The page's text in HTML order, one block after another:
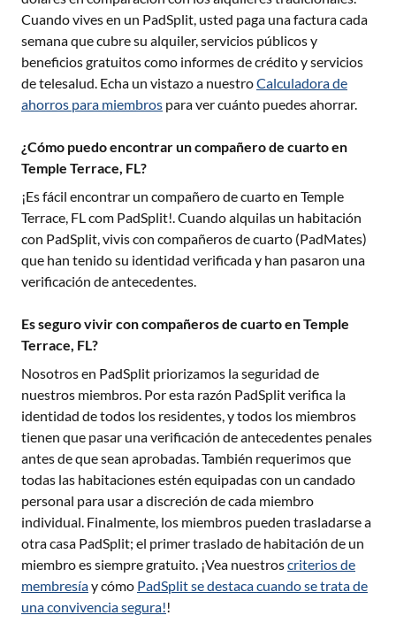
Cuando vives en un PadSplit, usted paga una factura cada
semana que cubre su alquiler, servicios públicos y
beneficios gratuitos como informes de crédito y servicios
de telesalud. Echa un vistazo a nuestroCalculadora de
ahorros para miembros para ver cuánto puedes ahorrar.
¿Cómo puedo encontrar un compañero de cuarto en
Temple Terrace, FL?
¡Es fácil encontrar un compañero de cuarto en Temple
Terrace, FLcom PadSplit!. Cuando alquilas un habitación
con PadSplit, vivis con compañeros de cuarto (PadMates)
que han tenido su identidad verificada y han pasaron una
verificación de antecedentes.
Es seguro vivir con compañeros de cuarto en Temple
Terrace, FL?
Nosotros en PadSplit priorizamos la seguridad de
nuestros miembros. Por esta razón PadSplit verifica la
identidad de todos los residentes, y todos los miembros
tienen que pasar una verificación de antecedentes penales
antes de que sean aprobadas. También requerimos que
todas las habitaciones estén equipadas con un candado
personal para usar a discreción de cada miembro
individual. Finalmente, los miembros pueden trasladarse a
otra casa PadSplit; el primer traslado de habitación de un
miembro es siempre gratuito. ¡Vea nuestroscriterios de
membresíay cómo PadSplit se destaca cuando se trata de
una convivencia segura!!